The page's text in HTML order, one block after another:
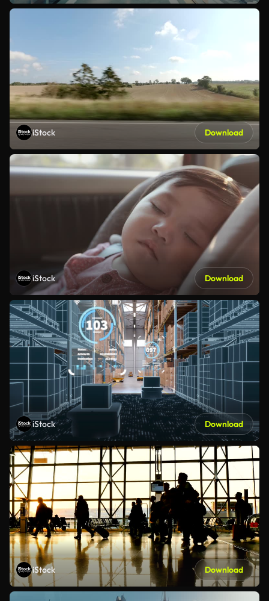
iStock Download
iStock Download
iStock Download
iStock Download